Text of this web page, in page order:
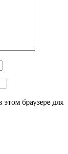
браузере для